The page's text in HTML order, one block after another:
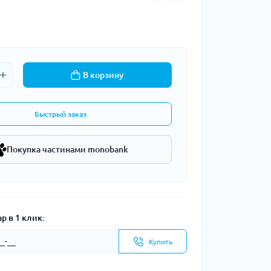
В корзину
Быстрый заказ
Покупка частинами monobank
в 1 клик:
Купить